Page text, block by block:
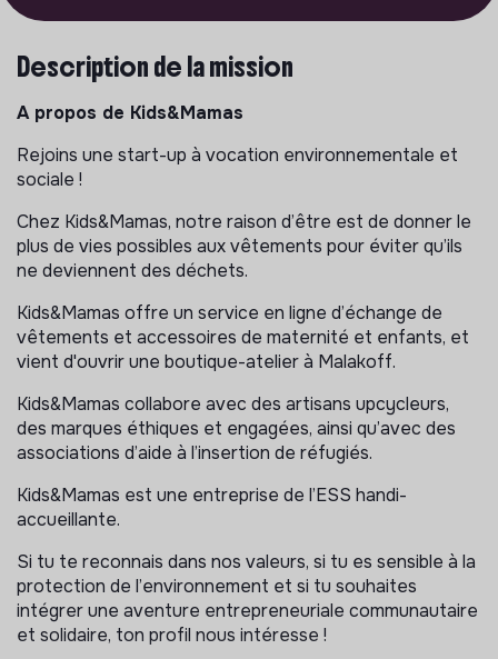
Description de la mission
A propos de Kids&Mamas
Rejoins une start-up à vocation environnementale et
sociale !
Chez Kids&Mamas, notre raison d’être est de donner le
plus de vies possibles aux vêtements pour éviter qu’ils
ne deviennent des déchets.
Kids&Mamas offre un service en ligne d’échange de
vêtements et accessoires de maternité et enfants, et
vient d'ouvrir une boutique-atelier à Malakoff.
Kids&Mamas collabore avec des artisans upcycleurs,
des marques éthiques et engagées, ainsi qu’avec des
associations d’aide à l’insertion de réfugiés.
Kids&Mamas est une entreprise de l’ESS handi-
accueillante.
Si tu te reconnais dans nos valeurs, si tu es sensible à la
protection de l’environnement et si tu souhaites
intégrer une aventure entrepreneuriale communautaire
et solidaire, ton profil nous intéresse !